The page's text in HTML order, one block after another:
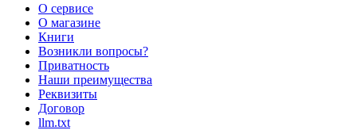
О сервисе
О магазине
Книги
Возникли вопросы?
Приватность
Наши преимущества
Реквизиты
Договор
llm.txt